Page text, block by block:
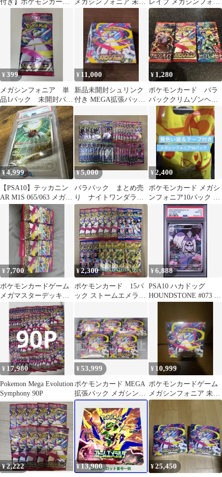
付き】ポケモンカード
ゲーム メガシンフォニ
メガシンフォニア 未開 レイブ メガシンフォニ
ア バトルパートナーズ
計8パック
¥399
メガシンフォニア 単
品1パック 未開封パッ
ク バラ売り ポケモ
ンカード ポケカ
¥ 11,000
新品未開封シュリンク
付き MEGA拡張パック
¥1,280
ポケモンカード バラ
パッククリムゾンヘイ
ズ メガシンフォニ
ア トリプレットビー
¥4,999
【PSA10】テッカニン
AR M1S 065/063 メガシ
ンフォニア
¥5,000
バラパック まとめ売
り ナイトワンダラ
ー ステラミラクル
メガシンフォニア
¥2,400
ポケモンカード メガシ
ンフォニア10パック 黄
色い袋＆テープ付
¥ 7,700
ポケモンカードゲーム
メガマスターデッキビ
ルドメガシンフォニア
30パック
¥2,300
ポケモンカード 15パ
ック ストームエメラル
¥6,888
PSA10 ハカドッグ
HOUNDSTONE #073 メ
¥ 17,980
Pokemon Mega Evolution
Symphony 90P
¥53,999
ポケモンカード MEGA
拡張パック メガシンフ
ォニア 5箱 新品 シュリ
ンク付
¥ 10,999
ポケモンカードゲーム
メガシンフォニア 未開
封BOX
¥2,222 ¥13,900 ¥25,450